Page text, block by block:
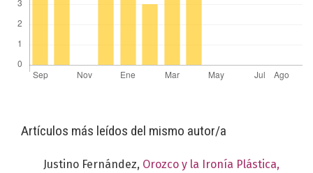
Artículos más leídos del mismo autor/a
Justino Fernández, Orozco y la Ironía Plástica,